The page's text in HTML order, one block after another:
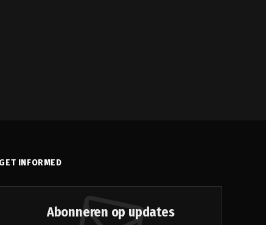
GET INFORMED
Abonneren op updates